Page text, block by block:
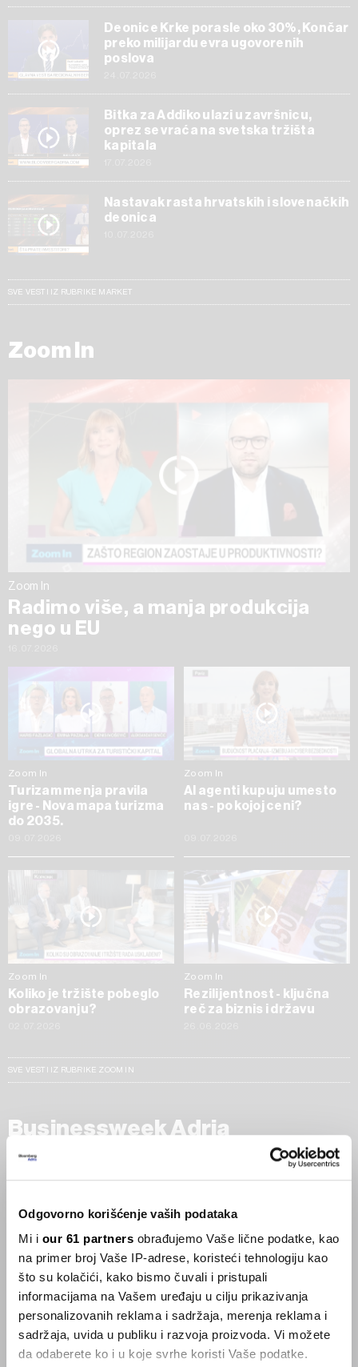
Odgovorno korišćenje vaših podataka
Mi i our 61 partners obrađujemo Vaše lične podatke, kao
na primer broj Vaše IP-adrese, koristeći tehnologiju kao
što su kolačići, kako bismo čuvali i pristupali
informacijama na Vašem uređaju u cilju prikazivanja
personalizovanih reklama i sadržaja, merenja reklama i
sadržaja, uvida u publiku i razvoja proizvoda. Vi možete
da odaberete ko i u koje svrhe koristi Vaše podatke.
Deonice Krke porasle oko 30%, Končar
preko milijardu evra ugovorenih
poslova
Bitka za Addiko ulazi u završnicu,
oprez se vraća na svetska tržišta
kapitala
Nastavak rasta hrvatskih i slovenačkih
deonica
SVE VESTI IZ RUBRIKE MARKET
Zoom In
Zoom In
Radimo više, a manja produkcija
nego u EU
Zoom In
Turizam menja pravila
igre - Nova mapa turizma
do 2035.
Zoom In
AI agenti kupuju umesto
nas - po kojoj ceni?
Zoom In
Koliko je tržište pobeglo
obrazovanju?
Zoom In
Rezilijentnost - ključna
reč za biznis i državu
SVE VESTI IZ RUBRIKE ZOOM IN
Businessweek Adria
Korisnici GLP-1 lijekova mršave,
ekonomija se deblja
Visok trošak selidbe kompanija iz Kine
Privatni letovi postaju dostupan
luksuz